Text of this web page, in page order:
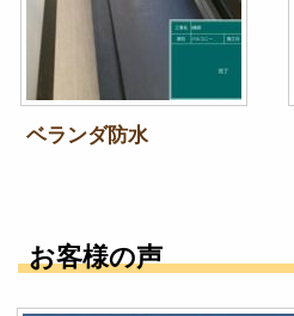
ベランダ防水
お客様の声